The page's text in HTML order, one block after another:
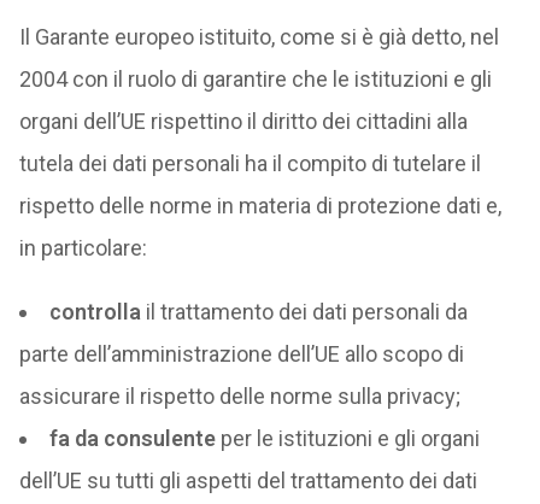
Il Garante europeo istituito, come si è già detto, nel
2004 con il ruolo di garantire che le istituzioni e gli
organi dell’UE rispettino il diritto dei cittadini alla
tutela dei dati personali ha il compito di tutelare il
rispetto delle norme in materia di protezione dati e,
in particolare:
controlla il trattamento dei dati personali da
parte dell’amministrazione dell’UE allo scopo di
assicurare il rispetto delle norme sulla privacy;
fa da consulenteper le istituzioni e gli organi
dell’UE su tutti gli aspetti del trattamento dei dati